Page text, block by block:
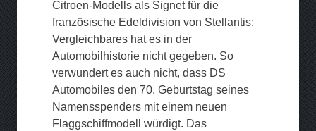
Citroen-Modells als Signet für die
französische Edeldivision von Stellantis:
Vergleichbares hat es in der
Automobilhistorie nicht gegeben. So
verwundert es auch nicht, dass DS
Automobiles den 70. Geburtstag seines
Namensspenders mit einem neuen
Flaggschiffmodell würdigt. Das